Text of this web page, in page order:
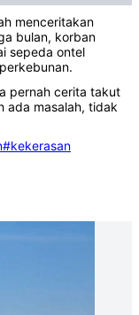
menceritakan
bulan, korban
sepeda ontel
pernah cerita takut
ada masalah, tidak
#kekerasan